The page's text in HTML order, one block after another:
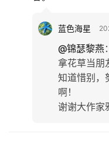
蓝色海星
@锦瑟黎燕：
拿花草当朋
知道惜别，
啊！
谢谢大作家